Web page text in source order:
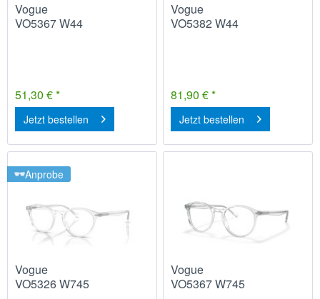
Vogue
VO5367 W44
51,30 € *
Jetzt bestellen
Vogue
VO5382 W44
81,90 € *
Jetzt bestellen
Anprobe
Vogue
VO5326 W745
Vogue
VO5367 W745